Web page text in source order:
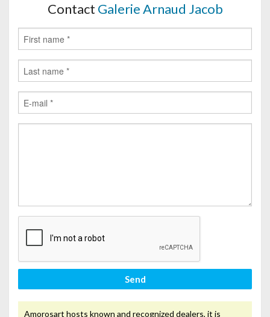
Contact Galerie Arnaud Jacob
Send
Amorosart hosts known and recognized dealers, it is